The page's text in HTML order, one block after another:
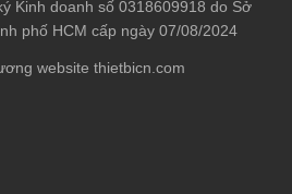
Kinh doanh số 0318609918 do Sở
phố HCM cấp ngày 07/08/2024